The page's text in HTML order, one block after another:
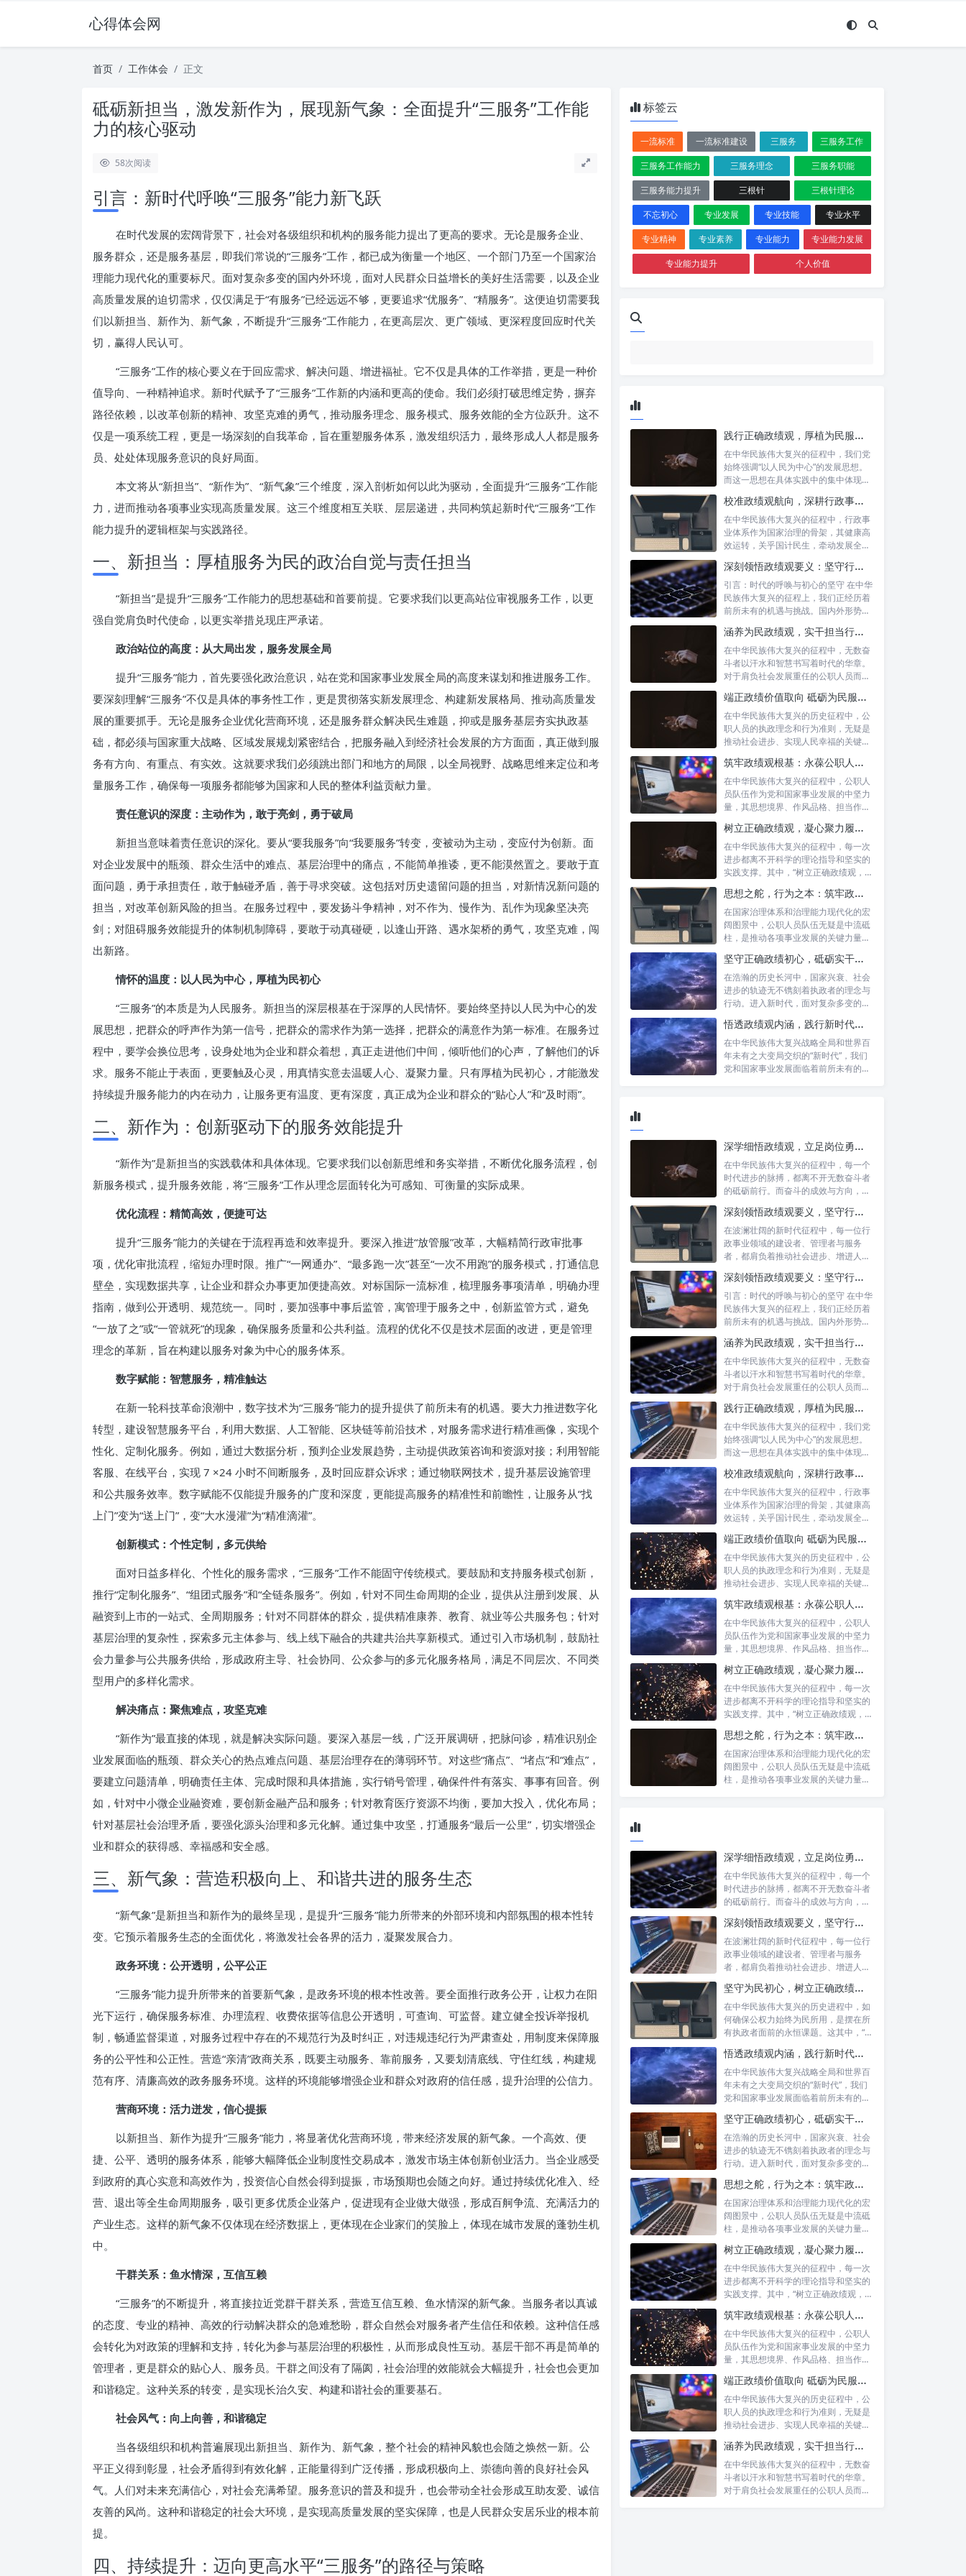
心得体会网
首页 工作体会 正文
砥砺新担当，激发新作为，展现新气象：全面提升“三服务”工作能
力的核心驱动
58次阅读
引言：新时代呼唤“三服务”能力新飞跃
在时代发展的宏阔背景下，社会对各级组织和机构的服务能力提出了更高的要求。无论是服务企业、
服务群众，还是服务基层，即我们常说的“三服务”工作，都已成为衡量一个地区、一个部门乃至一个国家治
理能力现代化的重要标尺。面对复杂多变的国内外环境，面对人民群众日益增长的美好生活需要，以及企业
高质量发展的迫切需求，仅仅满足于“有服务”已经远远不够，更要追求“优服务”、“精服务”。这便迫切需要我
们以新担当、新作为、新气象，不断提升“三服务”工作能力，在更高层次、更广领域、更深程度回应时代关
切，赢得人民认可。
“三服务”工作的核心要义在于回应需求、解决问题、增进福祉。它不仅是具体的工作举措，更是一种价
值导向、一种精神追求。新时代赋予了“三服务”工作新的内涵和更高的使命。我们必须打破思维定势，摒弃
路径依赖，以改革创新的精神、攻坚克难的勇气，推动服务理念、服务模式、服务效能的全方位跃升。这不
仅是一项系统工程，更是一场深刻的自我革命，旨在重塑服务体系，激发组织活力，最终形成人人都是服务
员、处处体现服务意识的良好局面。
本文将从“新担当”、“新作为”、“新气象”三个维度，深入剖析如何以此为驱动，全面提升“三服务”工作能
力，进而推动各项事业实现高质量发展。这三个维度相互关联、层层递进，共同构筑起新时代“三服务”工作
能力提升的逻辑框架与实践路径。
一、新担当：厚植服务为民的政治自觉与责任担当
“新担当”是提升“三服务”工作能力的思想基础和首要前提。它要求我们以更高站位审视服务工作，以更
强自觉肩负时代使命，以更实举措兑现庄严承诺。
政治站位的高度：从大局出发，服务发展全局
提升“三服务”能力，首先要强化政治意识，站在党和国家事业发展全局的高度来谋划和推进服务工作。
要深刻理解“三服务”不仅是具体的事务性工作，更是贯彻落实新发展理念、构建新发展格局、推动高质量发
展的重要抓手。无论是服务企业优化营商环境，还是服务群众解决民生难题，抑或是服务基层夯实执政基
础，都必须与国家重大战略、区域发展规划紧密结合，把服务融入到经济社会发展的方方面面，真正做到服
务有方向、有重点、有实效。这就要求我们必须跳出部门和地方的局限，以全局视野、战略思维来定位和考
量服务工作，确保每一项服务都能够为国家和人民的整体利益贡献力量。
责任意识的深度：主动作为，敢于亮剑，勇于破局
新担当意味着责任意识的深化。要从“要我服务”向“我要服务”转变，变被动为主动，变应付为创新。面
对企业发展中的瓶颈、群众生活中的难点、基层治理中的痛点，不能简单推诿，更不能漠然置之。要敢于直
面问题，勇于承担责任，敢于触碰矛盾，善于寻求突破。这包括对历史遗留问题的担当，对新情况新问题的
担当，对改革创新风险的担当。在服务过程中，要发扬斗争精神，对不作为、慢作为、乱作为现象坚决亮
剑；对阻碍服务效能提升的体制机制障碍，要敢于动真碰硬，以逢山开路、遇水架桥的勇气，攻坚克难，闯
出新路。
情怀的温度：以人民为中心，厚植为民初心
“三服务”的本质是为人民服务。新担当的深层根基在于深厚的人民情怀。要始终坚持以人民为中心的发
展思想，把群众的呼声作为第一信号，把群众的需求作为第一选择，把群众的满意作为第一标准。在服务过
程中，要学会换位思考，设身处地为企业和群众着想，真正走进他们中间，倾听他们的心声，了解他们的诉
求。服务不能止于表面，更要触及心灵，用真情实意去温暖人心、凝聚力量。只有厚植为民初心，才能激发
持续提升服务能力的内在动力，让服务更有温度、更有深度，真正成为企业和群众的“贴心人”和“及时雨”。
二、新作为：创新驱动下的服务效能提升
“新作为”是新担当的实践载体和具体体现。它要求我们以创新思维和务实举措，不断优化服务流程，创
新服务模式，提升服务效能，将“三服务”工作从理念层面转化为可感知、可衡量的实际成果。
优化流程：精简高效，便捷可达
提升“三服务”能力的关键在于流程再造和效率提升。要深入推进“放管服”改革，大幅精简行政审批事
项，优化审批流程，缩短办理时限。推广“一网通办”、“最多跑一次”甚至“一次不用跑”的服务模式，打通信息
壁垒，实现数据共享，让企业和群众办事更加便捷高效。对标国际一流标准，梳理服务事项清单，明确办理
指南，做到公开透明、规范统一。同时，要加强事中事后监管，寓管理于服务之中，创新监管方式，避免
“一放了之”或“一管就死”的现象，确保服务质量和公共利益。流程的优化不仅是技术层面的改进，更是管理
理念的革新，旨在构建以服务对象为中心的服务体系。
数字赋能：智慧服务，精准触达
在新一轮科技革命浪潮中，数字技术为“三服务”能力的提升提供了前所未有的机遇。要大力推进数字化
转型，建设智慧服务平台，利用大数据、人工智能、区块链等前沿技术，对服务需求进行精准画像，实现个
性化、定制化服务。例如，通过大数据分析，预判企业发展趋势，主动提供政策咨询和资源对接；利用智能
客服、在线平台，实现 7 ×24 小时不间断服务，及时回应群众诉求；通过物联网技术，提升基层设施管理
和公共服务效率。数字赋能不仅能提升服务的广度和深度，更能提高服务的精准性和前瞻性，让服务从“找
上门”变为“送上门”，变“大水漫灌”为“精准滴灌”。
创新模式：个性定制，多元供给
面对日益多样化、个性化的服务需求，“三服务”工作不能固守传统模式。要鼓励和支持服务模式创新，
推行“定制化服务”、“组团式服务”和“全链条服务”。例如，针对不同生命周期的企业，提供从注册到发展、从
融资到上市的一站式、全周期服务；针对不同群体的群众，提供精准康养、教育、就业等公共服务包；针对
基层治理的复杂性，探索多元主体参与、线上线下融合的共建共治共享新模式。通过引入市场机制，鼓励社
会力量参与公共服务供给，形成政府主导、社会协同、公众参与的多元化服务格局，满足不同层次、不同类
型用户的多样化需求。
解决痛点：聚焦难点，攻坚克难
“新作为”最直接的体现，就是解决实际问题。要深入基层一线，广泛开展调研，把脉问诊，精准识别企
业发展面临的瓶颈、群众关心的热点难点问题、基层治理存在的薄弱环节。对这些“痛点”、“堵点”和“难点”，
要建立问题清单，明确责任主体、完成时限和具体措施，实行销号管理，确保件件有落实、事事有回音。例
如，针对中小微企业融资难，要创新金融产品和服务；针对教育医疗资源不均衡，要加大投入，优化布局；
针对基层社会治理矛盾，要强化源头治理和多元化解。通过集中攻坚，打通服务“最后一公里”，切实增强企
业和群众的获得感、幸福感和安全感。
三、新气象：营造积极向上、和谐共进的服务生态
“新气象”是新担当和新作为的最终呈现，是提升“三服务”能力所带来的外部环境和内部氛围的根本性转
变。它预示着服务生态的全面优化，将激发社会各界的活力，凝聚发展合力。
政务环境：公开透明，公平公正
“三服务”能力提升所带来的首要新气象，是政务环境的根本性改善。要全面推行政务公开，让权力在阳
光下运行，确保服务标准、办理流程、收费依据等信息公开透明，可查询、可监督。建立健全投诉举报机
制，畅通监督渠道，对服务过程中存在的不规范行为及时纠正，对违规违纪行为严肃查处，用制度来保障服
务的公平性和公正性。营造“亲清”政商关系，既要主动服务、靠前服务，又要划清底线、守住红线，构建规
范有序、清廉高效的政务服务环境。这样的环境能够增强企业和群众对政府的信任感，提升治理的公信力。
营商环境：活力迸发，信心提振
以新担当、新作为提升“三服务”能力，将显著优化营商环境，带来经济发展的新气象。一个高效、便
捷、公平、透明的服务体系，能够大幅降低企业制度性交易成本，激发市场主体创新创业活力。当企业感受
到政府的真心实意和高效作为，投资信心自然会得到提振，市场预期也会随之向好。通过持续优化准入、经
营、退出等全生命周期服务，吸引更多优质企业落户，促进现有企业做大做强，形成百舸争流、充满活力的
产业生态。这样的新气象不仅体现在经济数据上，更体现在企业家们的笑脸上，体现在城市发展的蓬勃生机
中。
干群关系：鱼水情深，互信互赖
“三服务”的不断提升，将直接拉近党群干群关系，营造互信互赖、鱼水情深的新气象。当服务者以真诚
的态度、专业的精神、高效的行动解决群众的急难愁盼，群众自然会对服务者产生信任和依赖。这种信任感
会转化为对政策的理解和支持，转化为参与基层治理的积极性，从而形成良性互动。基层干部不再是简单的
管理者，更是群众的贴心人、服务员。干群之间没有了隔阂，社会治理的效能就会大幅提升，社会也会更加
和谐稳定。这种关系的转变，是实现长治久安、构建和谐社会的重要基石。
社会风气：向上向善，和谐稳定
当各级组织和机构普遍展现出新担当、新作为、新气象，整个社会的精神风貌也会随之焕然一新。公
平正义得到彰显，社会矛盾得到有效化解，正能量得到广泛传播，形成积极向上、崇德向善的良好社会风
气。人们对未来充满信心，对社会充满希望。服务意识的普及和提升，也会带动全社会形成互助友爱、诚信
友善的风尚。这种和谐稳定的社会大环境，是实现高质量发展的坚实保障，也是人民群众安居乐业的根本前
提。
四、持续提升：迈向更高水平“三服务”的路径与策略
标签云
一流标准 一流标准建设 三服务
三服务工作
三服务工作能力
三服务理念
三服务职能
三服务能力提升
三根针
三根针理论
不忘初心
专业发展 专业技能
专业水平
专业精神
专业素养 专业能力
专业能力发展
专业能力提升
个人价值
践行正确政绩观，厚植为民服务根基：迈向高质量发展的根本遵循
在中华民族伟大复兴的征程中，我们党
始终强调“以人民为中心”的发展思想。
而这一思想在具体实践中的集中体现，
校准政绩观航向，深耕行政事业本职：新时代高质量发展的双重 imperative
在中华民族伟大复兴的征程中，行政事
业体系作为国家治理的骨架，其健康高
效运转，关乎国计民生，牵动发展全
深刻领悟政绩观要义：坚守行政事业初心，绘就为民服务新篇章
引言：时代的呼唤与初心的坚守 在中华
民族伟大复兴的征程上，我们正经历着
前所未有的机遇与挑战。国内外形势复
涵养为民政绩观，实干担当行稳致远：新时代公仆的价值坐标与实践航向
在中华民族伟大复兴的征程中，无数奋
斗者以汗水和智慧书写着时代的华章。
对于肩负社会发展重任的公职人员而
端正政绩价值取向 砥砺为民服务初心：新时代公仆的责任与担当
在中华民族伟大复兴的历史征程中，公
职人员的执政理念和行为准则，无疑是
推动社会进步、实现人民幸福的关键所
筑牢政绩观根基：永葆公职人员本色的时代考量与实践路径
在中华民族伟大复兴的征程中，公职人
员队伍作为党和国家事业发展的中坚力
量，其思想境界、作风品格、担当作为
树立正确政绩观，凝心聚力履职尽责：新时代下的治理智慧与实践路径
在中华民族伟大复兴的征程中，每一次
进步都离不开科学的理论指导和坚实的
实践支撑。其中，“树立正确政绩观，凝
思想之舵，行为之本：筑牢政绩观根基，永葆公职人员本色
在国家治理体系和治理能力现代化的宏
阔图景中，公职人员队伍无疑是中流砥
柱，是推动各项事业发展的关键力量。
坚守正确政绩初心，砥砺实干担当精神：新时代高质量发展的核心引擎
在浩瀚的历史长河中，国家兴衰、社会
进步的轨迹无不镌刻着执政者的理念与
行动。进入新时代，面对复杂多变的国
悟透政绩观内涵，践行新时代使命：书写高质量发展的时代答卷
在中华民族伟大复兴战略全局和世界百
年未有之大变局交织的“新时代”，我们
党和国家事业发展面临着前所未有的机
深学细悟政绩观，立足岗位勇争先：新时代奋斗者的思想指引与实践航标
在中华民族伟大复兴的征程中，每一个
时代进步的脉搏，都离不开无数奋斗者
的砥砺前行。而奋斗的成效与方向，又
深刻领悟政绩观要义，坚守行政事业初心：新时代公仆的责任与担当
在波澜壮阔的新时代征程中，每一位行
政事业领域的建设者、管理者与服务
者，都肩负着推动社会进步、增进人民
深刻领悟政绩观要义：坚守行政事业初心，绘就为民服务新篇章
引言：时代的呼唤与初心的坚守 在中华
民族伟大复兴的征程上，我们正经历着
前所未有的机遇与挑战。国内外形势复
涵养为民政绩观，实干担当行稳致远：新时代公仆的价值坐标与实践航向
在中华民族伟大复兴的征程中，无数奋
斗者以汗水和智慧书写着时代的华章。
对于肩负社会发展重任的公职人员而
践行正确政绩观，厚植为民服务根基：迈向高质量发展的根本遵循
在中华民族伟大复兴的征程中，我们党
始终强调“以人民为中心”的发展思想。
而这一思想在具体实践中的集中体现，
校准政绩观航向，深耕行政事业本职：新时代高质量发展的双重 imperative
在中华民族伟大复兴的征程中，行政事
业体系作为国家治理的骨架，其健康高
效运转，关乎国计民生，牵动发展全
端正政绩价值取向 砥砺为民服务初心：新时代公仆的责任与担当
在中华民族伟大复兴的历史征程中，公
职人员的执政理念和行为准则，无疑是
推动社会进步、实现人民幸福的关键所
筑牢政绩观根基：永葆公职人员本色的时代考量与实践路径
在中华民族伟大复兴的征程中，公职人
员队伍作为党和国家事业发展的中坚力
量，其思想境界、作风品格、担当作为
树立正确政绩观，凝心聚力履职尽责：新时代下的治理智慧与实践路径
在中华民族伟大复兴的征程中，每一次
进步都离不开科学的理论指导和坚实的
实践支撑。其中，“树立正确政绩观，凝
思想之舵，行为之本：筑牢政绩观根基，永葆公职人员本色
在国家治理体系和治理能力现代化的宏
阔图景中，公职人员队伍无疑是中流砥
柱，是推动各项事业发展的关键力量。
深学细悟政绩观，立足岗位勇争先：新时代奋斗者的思想指引与实践航标
在中华民族伟大复兴的征程中，每一个
时代进步的脉搏，都离不开无数奋斗者
的砥砺前行。而奋斗的成效与方向，又
深刻领悟政绩观要义，坚守行政事业初心：新时代公仆的责任与担当
在波澜壮阔的新时代征程中，每一位行
政事业领域的建设者、管理者与服务
者，都肩负着推动社会进步、增进人民
坚守为民初心，树立正确政绩观念：以人民为中心的治理之道
在中华民族伟大复兴的历史进程中，如
何确保公权力始终为民所用，是摆在所
有执政者面前的永恒课题。这其中，“坚
悟透政绩观内涵，践行新时代使命：书写高质量发展的时代答卷
在中华民族伟大复兴战略全局和世界百
年未有之大变局交织的“新时代”，我们
党和国家事业发展面临着前所未有的机
坚守正确政绩初心，砥砺实干担当精神：新时代高质量发展的核心引擎
在浩瀚的历史长河中，国家兴衰、社会
进步的轨迹无不镌刻着执政者的理念与
行动。进入新时代，面对复杂多变的国
思想之舵，行为之本：筑牢政绩观根基，永葆公职人员本色
在国家治理体系和治理能力现代化的宏
阔图景中，公职人员队伍无疑是中流砥
柱，是推动各项事业发展的关键力量。
树立正确政绩观，凝心聚力履职尽责：新时代下的治理智慧与实践路径
在中华民族伟大复兴的征程中，每一次
进步都离不开科学的理论指导和坚实的
实践支撑。其中，“树立正确政绩观，凝
筑牢政绩观根基：永葆公职人员本色的时代考量与实践路径
在中华民族伟大复兴的征程中，公职人
员队伍作为党和国家事业发展的中坚力
量，其思想境界、作风品格、担当作为
端正政绩价值取向 砥砺为民服务初心：新时代公仆的责任与担当
在中华民族伟大复兴的历史征程中，公
职人员的执政理念和行为准则，无疑是
推动社会进步、实现人民幸福的关键所
涵养为民政绩观，实干担当行稳致远：新时代公仆的价值坐标与实践航向
在中华民族伟大复兴的征程中，无数奋
斗者以汗水和智慧书写着时代的华章。
对于肩负社会发展重任的公职人员而